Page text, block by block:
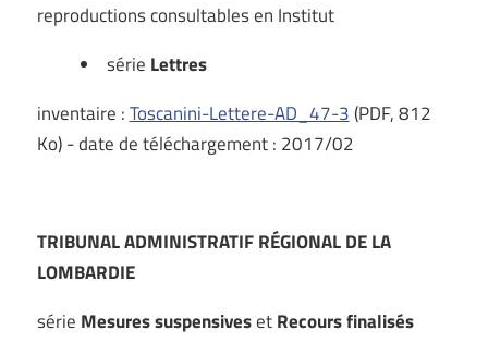
reproductions consultables en Institut
série Lettres
inventaire :Toscanini-Lettere-AD_47-3(PDF, 812
Ko) - date de téléchargement : 2017/02
TRIBUNAL ADMINISTRATIF RÉGIONAL DE LA
LOMBARDIE
série Mesures suspensivesetRecours finalisés